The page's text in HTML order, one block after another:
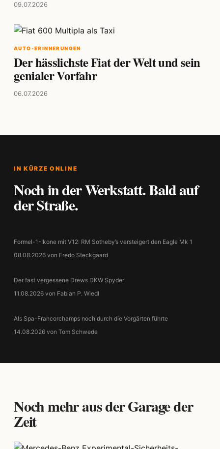
09.07.2026
AUTO-ERINNERUNGEN
Der hässlichste Fiat der Welt und sein
genialer Vorfahr
06.07.2026
IN KÜRZE ONLINE
Noch in der Werkstatt. Bald auf
der Straße.
Formel-1-Ikone mit V12: RM Sotheby’s versteigert den Eagle Mk 1
08.08.2026 von Fredo Steckgaard
Der fast vergessene Drews DKW Spyder
11.08.2026 von Fabian P. Wiedl
Als Spa-Francorchamps noch durch die Vorgärten führte
14.08.2026 von Tom Schwede
Noch mehr aus der Garage der
Zeit